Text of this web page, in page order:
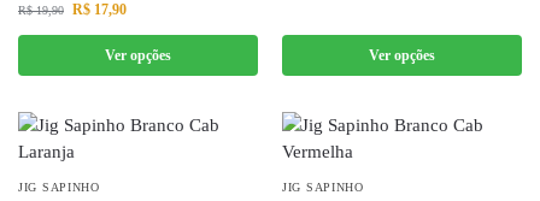
R$19,90 R$ 17,90
Ver opções Ver opções
JIG SAPINHO JIG SAPINHO